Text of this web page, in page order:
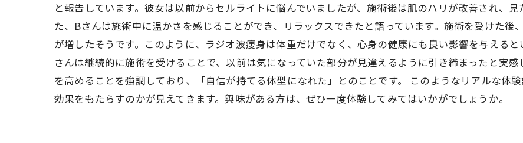
と報告しています。彼女は以前からセルライトに悩んでいましたが、施術後は肌のハリが改善され、
た、Bさんは施術中に温かさを感じることができ、リラックスできたと語っています。施術を受けた後
が増したそうです。このように、ラジオ波痩身は体重だけでなく、心身の健康にも良い影響を与える
さんは継続的に施術を受けることで、以前は気になっていた部分が見違えるように引き締まったと実
を高めることを強調しており、「自信が持てる体型になれた」とのことです。 このようなリアルな体
効果をもたらすのかが見えてきます。興味がある方は、ぜひ一度体験してみてはいかがでしょうか。